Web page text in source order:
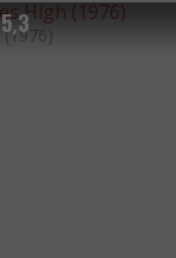
5,3
(1976)